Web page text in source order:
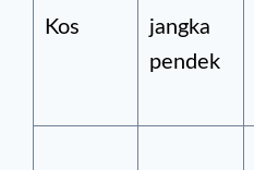
Kos
jangka
pendek